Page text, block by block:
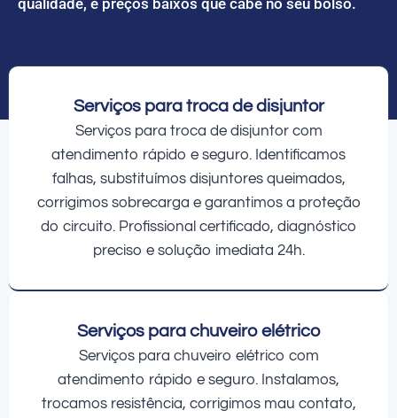
Serviços para troca de disjuntor
Serviços para troca de disjuntor com
atendimento rápido e seguro. Identificamos
falhas, substituímos disjuntores queimados,
corrigimos sobrecarga e garantimos a proteção
do circuito. Profissional certificado, diagnóstico
preciso e solução imediata 24h.
Serviços para chuveiro elétrico
Serviços para chuveiro elétrico com
atendimento rápido e seguro. Instalamos,
trocamos resistência, corrigimos mau contato,